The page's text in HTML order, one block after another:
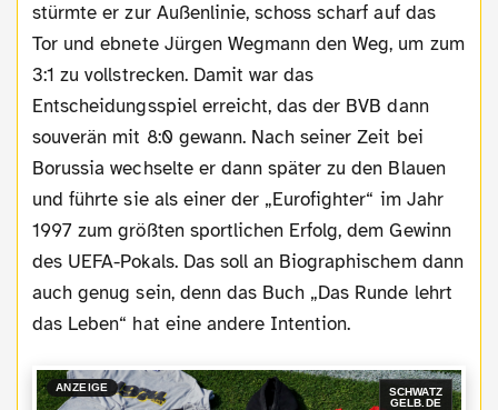
stürmte er zur Außenlinie, schoss scharf auf das
Tor und ebnete Jürgen Wegmann den Weg, um zum
3:1 zu vollstrecken. Damit war das
Entscheidungsspiel erreicht, das der BVB dann
souverän mit 8:0 gewann. Nach seiner Zeit bei
Borussia wechselte er dann später zu den Blauen
und führte sie als einer der „Eurofighter“ im Jahr
1997 zum größten sportlichen Erfolg, dem Gewinn
des UEFA-Pokals. Das soll an Biographischem dann
auch genug sein, denn das Buch „Das Runde lehrt
das Leben“ hat eine andere Intention.
ANZEIGE
SCHWATZ
GELB.DE